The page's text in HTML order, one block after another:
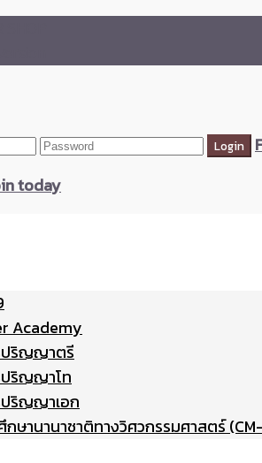
today
Academy
ริญญาตรี
ริญญาโท
ริญญาเอก
ษานานาชาติทางวิศวกรรมศาสตร์